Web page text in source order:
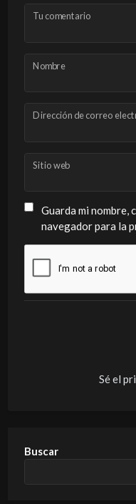
Tu comentario
Nombre
Dirección de correo
Sitio web
Guarda mi nombre,
navegador para la
Sé el
Buscar